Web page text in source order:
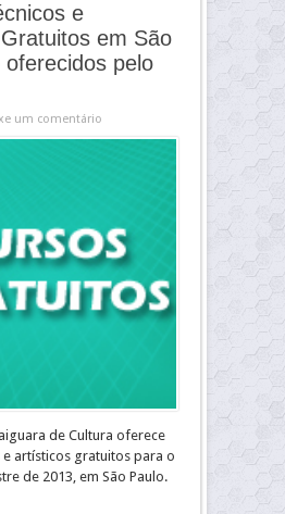
e
em São
oferecidos pelo
um comentário
de Cultura oferece
e artísticos gratuitos para o
de 2013, em São Paulo.